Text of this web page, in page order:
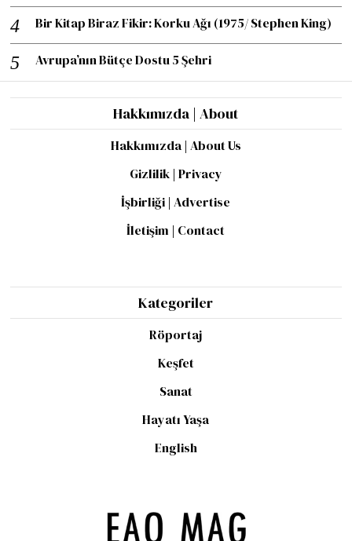
Bir Kitap Biraz Fikir: Korku Ağı (1975/ Stephen King)
Avrupa’nın Bütçe Dostu 5 Şehri
Hakkımızda | About
Hakkımızda | About Us
Gizlilik | Privacy
İşbirliği | Advertise
İletişim | Contact
Kategoriler
Röportaj
Keşfet
Sanat
Hayatı Yaşa
English